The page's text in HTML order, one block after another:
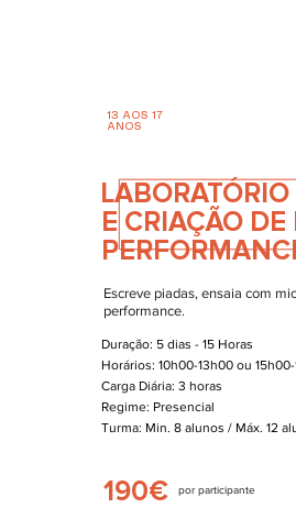
13 AOS 17
ANOS
E CRIAÇÃO
Escreve piadas, ensaia com
performance.
Duração: 5 dias - 15 Horas
Horários: 10h00-13h00 ou
Carga Diária: 3 horas
Regime: Presencial
Turma: Min. 8 alunos / Máx. 12
190€ por participante